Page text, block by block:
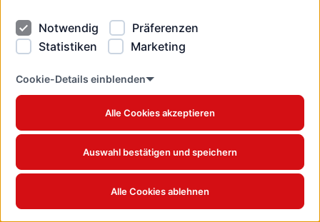
Notwendig
Präferenzen
Statistiken
Marketing
Cookie-Details einblenden
Alle Cookies akzeptieren
Auswahl bestätigen und speichern
Alle Cookies ablehnen
Aufenthaltserlaubnis zur
Beschäftigung als Fachkraft
mit akademischer
Ausbildung beantragen
Aufenthaltserlaubnis zur
betrieblichen Aus- und
Weiterbildung verlängern
Online-Dienst
Aufenthaltserlaubnis zur